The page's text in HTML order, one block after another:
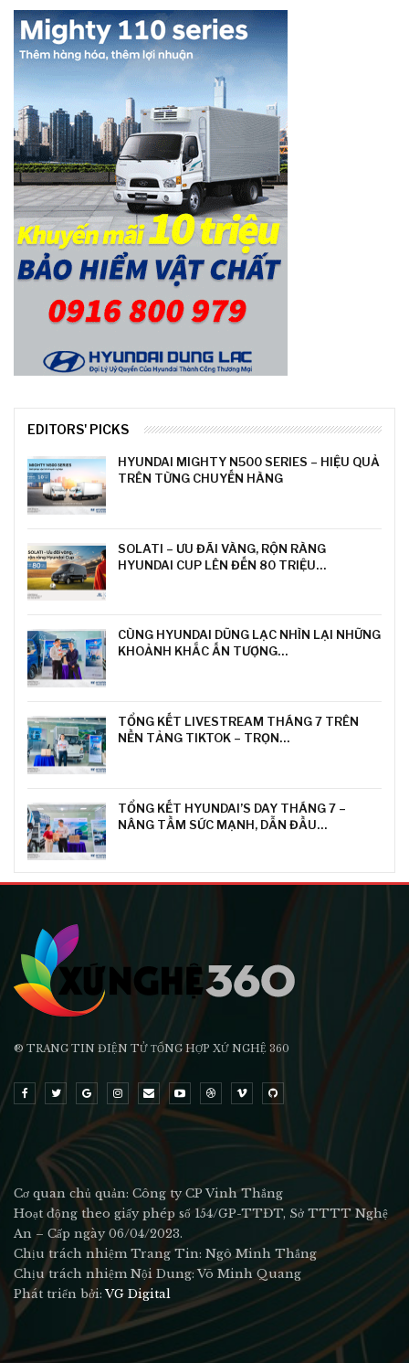
EDITORS' PICKS
HYUNDAI MIGHTY N500 SERIES – HIỆU QUẢ
TRÊN TỪNG CHUYẾN HÀNG
SOLATI – ƯU ĐÃI VÀNG, RỘN RÀNG
HYUNDAI CUP LÊN ĐẾN 80 TRIỆU…
CÙNG HYUNDAI DŨNG LẠC NHÌN LẠI NHỮNG
KHOẢNH KHẮC ẤN TƯỢNG…
TỔNG KẾT LIVESTREAM THÁNG 7 TRÊN
NỀN TẢNG TIKTOK – TRỌN…
TỔNG KẾT HYUNDAI’S DAY THÁNG 7 –
NÂNG TẦM SỨC MẠNH, DẪN ĐẦU…
® TRANG TIN ĐIỆN TỬ ТỔNG HỢP XỨ NGHỆ 360
Cơ quan chủ quản: Công ty CP Vinh Thắng
Hoạt động theo giấy phép số 154/GP-TTĐT, Sở TTTT Nghệ
An – Cấp ngày 06/04/2023.
Chịu trách nhiệm Trang Tin: Ngô Minh Thắng
Chịu trách nhiệm Nội Dung: Võ Minh Quang
Phát triển bởi:VG Digital